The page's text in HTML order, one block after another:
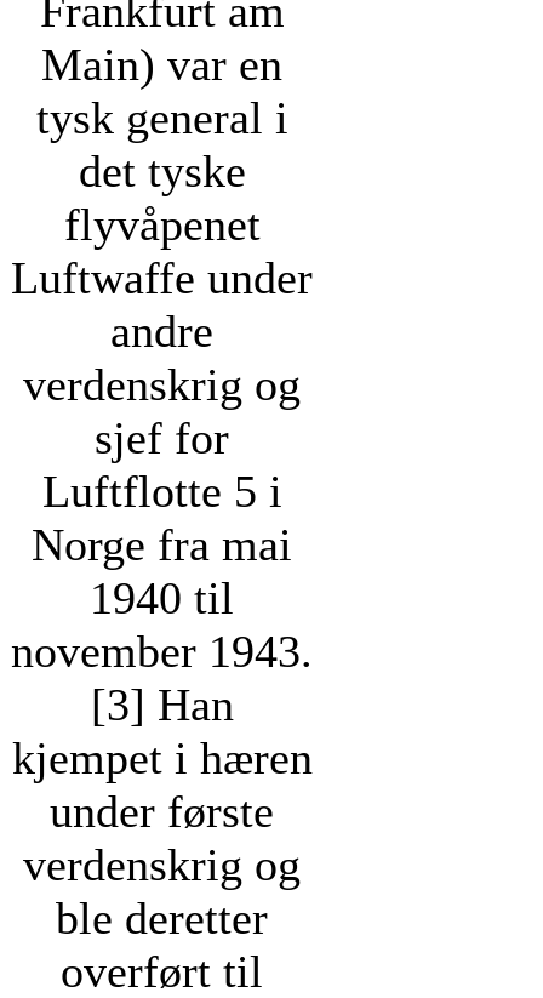
Frankfurt am
Main) var en
tysk general i
det tyske
flyvåpenet
Luftwaffe under
andre
verdenskrig og
sjef for
Luftflotte 5 i
Norge fra mai
1940 til
november 1943.
[3] Han
kjempet i hæren
under første
verdenskrig og
ble deretter
overført til